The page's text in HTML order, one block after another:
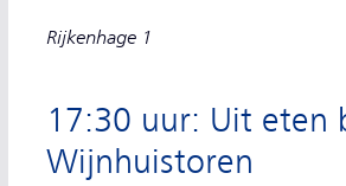
Rijkenhage 1
17:30 uur: Uit eten
Wijnhuistoren